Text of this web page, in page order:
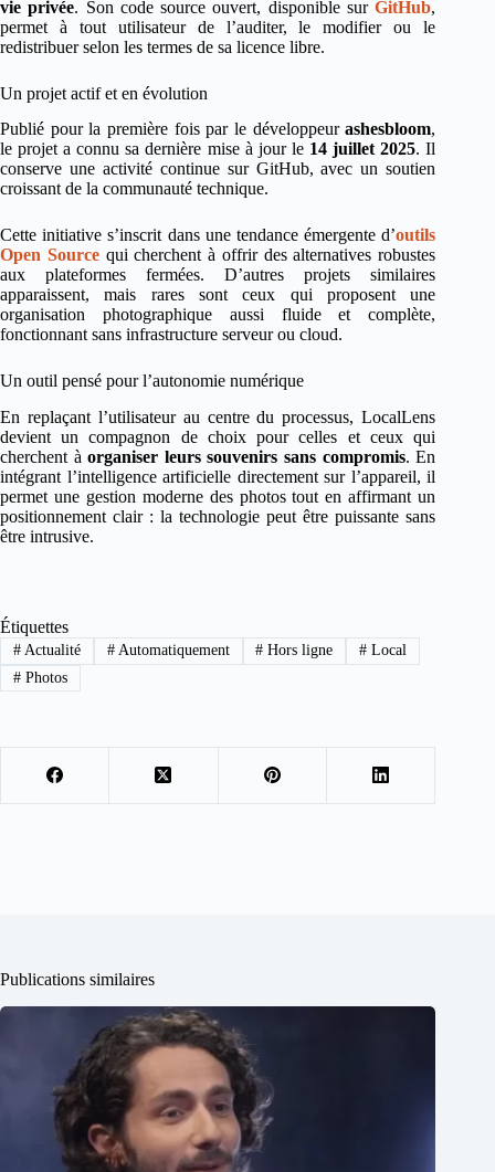
vie privée. Son code source ouvert, disponible surGitHub,
permet à tout utilisateur de l’auditer, le modifier ou le
redistribuer selon les termes de sa licence libre.
Un projet actif et en évolution
Publié pour la première fois par le développeurashesbloom,
le projet a connu sa dernière mise à jour le 14 juillet 2025. Il
conserve une activité continue sur GitHub, avec un soutien
croissant de la communauté technique.
Cette initiative s’inscrit dans une tendance émergente d’outils
Open Sourcequi cherchent à offrir des alternatives robustes
aux plateformes fermées. D’autres projets similaires
apparaissent, mais rares sont ceux qui proposent une
organisation photographique aussi fluide et complète,
fonctionnant sans infrastructure serveur ou cloud.
Un outil pensé pour l’autonomie numérique
En replaçant l’utilisateur au centre du processus, LocalLens
devient un compagnon de choix pour celles et ceux qui
cherchent àorganiser leurs souvenirs sans compromis. En
intégrant l’intelligence artificielle directement sur l’appareil, il
permet une gestion moderne des photos tout en affirmant un
positionnement clair : la technologie peut être puissante sans
être intrusive.
Étiquettes
#Actualité #Automatiquement # Hors ligne # Local
#Photos
Publications similaires